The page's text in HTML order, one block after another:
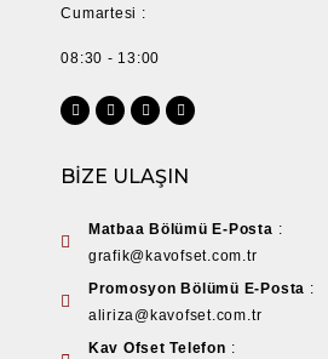
Cumartesi :
08:30 - 13:00
BİZE ULAŞIN
Matbaa Bölümü E-Posta :
grafik@kavofset.com.tr
Promosyon Bölümü E-Posta :
aliriza@kavofset.com.tr
Kav Ofset Telefon :